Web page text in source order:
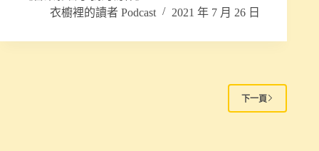
衣櫥裡的讀者 Podcast
2021 年 7 月 26 日
下一頁